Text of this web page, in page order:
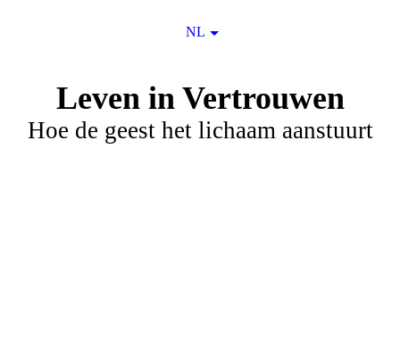
Leven in Vertrouwen
Hoe de geest het lichaam aanstuurt
NL